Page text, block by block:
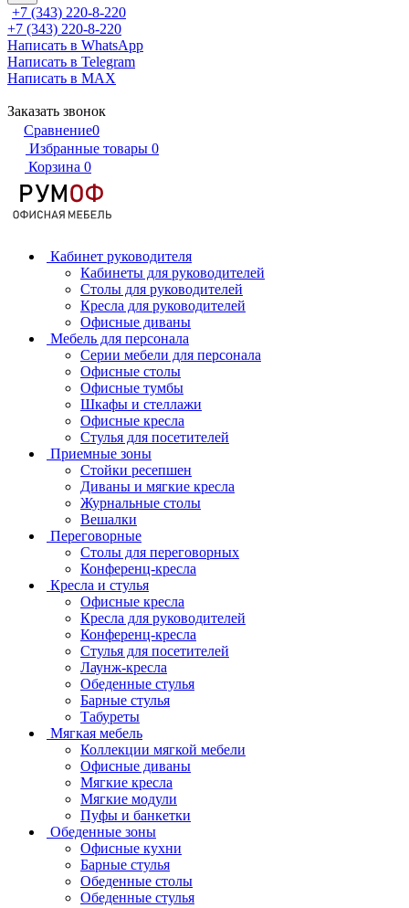
+7 (343) 220-8-220
+7 (343) 220-8-220
Написать в WhatsApp
Написать в Telegram
Написать в MAX
Заказать звонок
Сравнение0
Избранные товары 0
Корзина 0
Кабинет руководителя
Кабинеты для руководителей
Столы для руководителей
Кресла для руководителей
Офисные диваны
Мебель для персонала
Серии мебели для персонала
Офисные столы
Офисные тумбы
Шкафы и стеллажи
Офисные кресла
Стулья для посетителей
Приемные зоны
Стойки ресепшен
Диваны и мягкие кресла
Журнальные столы
Вешалки
Переговорные
Столы для переговорных
Конференц-кресла
Кресла и стулья
Офисные кресла
Кресла для руководителей
Конференц-кресла
Стулья для посетителей
Лаунж-кресла
Обеденные стулья
Барные стулья
Табуреты
Мягкая мебель
Коллекции мягкой мебели
Офисные диваны
Мягкие кресла
Мягкие модули
Пуфы и банкетки
Обеденные зоны
Офисные кухни
Барные стулья
Обеденные столы
Обеденные стулья